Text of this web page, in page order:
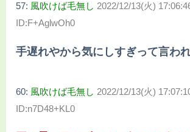
57: 風吹けば毛無し 2022/12/13(火)
ID:F+AglwOh0
手遅れやから気にしすぎって言わ
60: 風吹けば毛無し 2022/12/13(火)
ID:n7D48+KL0